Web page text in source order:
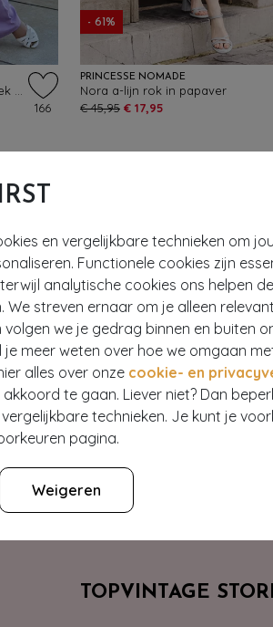
en vergelijkbare technieken om
Functionele cookies zijn
analytische cookies ons helpen
streven ernaar om je alleen
we je gedrag binnen en buiten
je meer weten over hoe we omgaan
alles over onze cookie- en
te gaan. Liever niet? Dan
technieken. Je kunt je
pagina.
Weigeren
166
- 61%
PRINCESSE NOMADE
Nora a-lijn rok in papaver
€ 45,95 € 17,95
gorgeous
vragen of neem contact op
TOPVINTAGE